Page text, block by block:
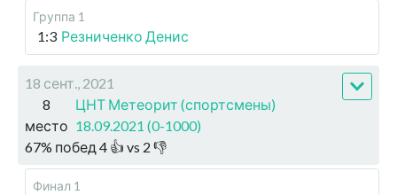
Группа 1
1:3 Резниченко Денис
18 сент., 2021
8
место
ЦНТ Метеорит (спортсмены)
18.09.2021 (0-1000)
67% побед 4 👍 vs 2 👎
Финал 1